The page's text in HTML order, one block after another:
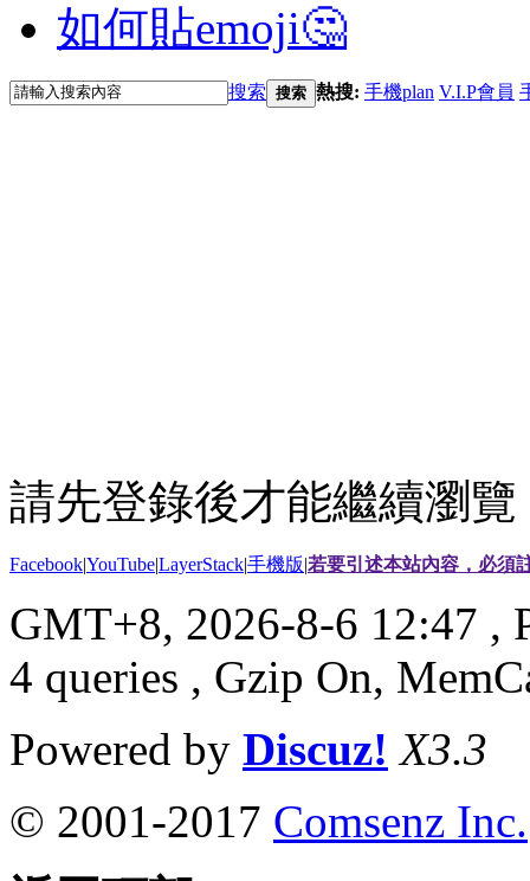
如何貼emoji🤔
搜索 搜索 熱搜: 手機plan V.I.P會員
請先登錄後才能繼續瀏覽
Facebook|YouTube|LayerStack|手機版|若要引述本站內容，必須
GMT+8, 2026-8-6 12:47 ,
4 queries , Gzip On,
Powered by Discuz! X3.3
© 2001-2017 Comsenz Inc.